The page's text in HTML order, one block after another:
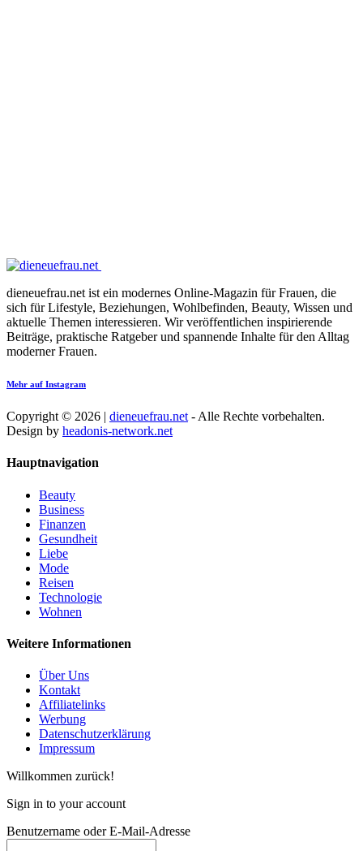
dieneuefrau.net ist ein modernes Online-Magazin für Frauen, die
sich für Lifestyle, Beziehungen, Wohlbefinden, Beauty, Wissen und
aktuelle Themen interessieren. Wir veröffentlichen inspirierende
Beiträge, praktische Ratgeber und spannende Inhalte für den Alltag
moderner Frauen.
Mehr auf Instagram
Copyright © 2026 | dieneuefrau.net - Alle Rechte vorbehalten.
Design by headonis-network.net
Hauptnavigation
Beauty
Business
Finanzen
Gesundheit
Liebe
Mode
Reisen
Technologie
Wohnen
Weitere Informationen
Über Uns
Kontakt
Affiliatelinks
Werbung
Datenschutzerklärung
Impressum
Willkommen zurück!
Sign in to your account
Benutzername oder E-Mail-Adresse